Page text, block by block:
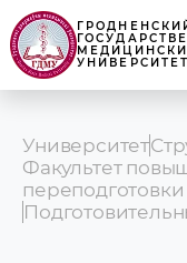
УНИВЕРСИТЕТ
Университет
Факультет
переподготовки